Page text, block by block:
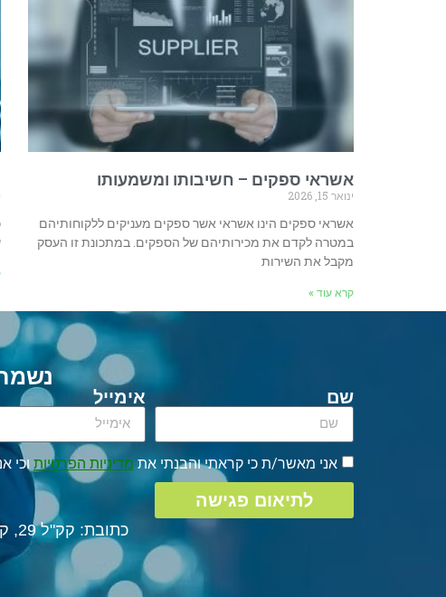
אשראי ספקים – חשיבותו ומשמעותו
ינואר 15, 2026
אשראי ספקים הינו אשראי אשר ספקים מעניקים ללקוחותיהם
במטרה לקדם את מכירותיהם של הספקים. במתכונת זו העסק
מקבל את השירות
קרא עוד »
שם אימייל
אני מאשר/ת כי קראתי והבנתי את מדיניות הפרטיות וכי
לתיאום פגישה
כתובת: קק"ל 29, קרית מוצקין